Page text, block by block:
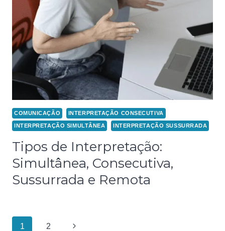
COMUNICAÇÃO INTERPRETAÇÃO CONSECUTIVA
INTERPRETAÇÃO SIMULTÂNEA INTERPRETAÇÃO SUSSURRADA
Tipos de Interpretação:
Simultânea, Consecutiva,
Sussurrada e Remota
1 2